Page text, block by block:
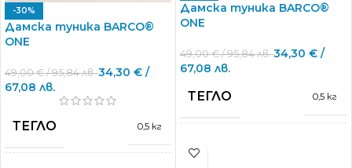
-30%
Дамска туника BARCO®
ONE
49,00€/ 95,84 лв.34,30 € /
67,08 лв.
ТЕГЛО 0,5 кг
Дамска туника BARCO®
ONE
49,00€/ 95,84 лв.34,30 € /
67,08 лв.
ТЕГЛО 0,5 кг
МАРКА